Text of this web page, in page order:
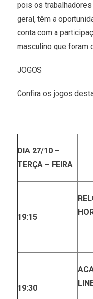
pois os
geral, têm a
conta com a
masculino que foram
JOGOS
Confira os jogos
DIA 27/10 –
TERÇA – FEIRA
19:15
19:30